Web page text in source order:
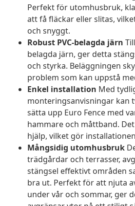
Perfekt för utomhusbruk,
att få fläckar eller slitas,
och snyggt.
Robust PVC-belagda järn
belagda järn, ger detta
och styrka. Beläggningen
problem som kan uppstå
Enkel installation Med
monteringsanvisningar kan
sätta upp Euro Fence med
hammare och måttband.
hjälp, vilket gör
Mångsidig utomhusbruk
trädgårdar och terrasser,
stängsel effektivt områden
bra ut. Perfekt för att njuta
under vår och sommar, ger